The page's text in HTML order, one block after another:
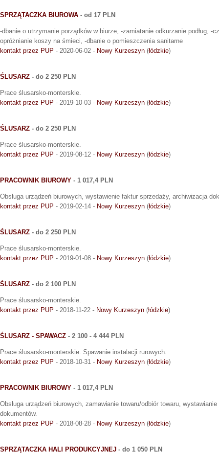
SPRZĄTACZKA BIUROWA - od 17 PLN
-dbanie o utrzymanie porządków w biurze, -zamiatanie odkurzanie podług, -
opróżnianie koszy na śmieci, -dbanie o pomieszczenia sanitarne
kontakt przez PUP - 2020-06-02 - Nowy Kurzeszyn (łódzkie)
ŚLUSARZ - do 2 250 PLN
Prace ślusarsko-monterskie.
kontakt przez PUP - 2019-10-03 - Nowy Kurzeszyn (łódzkie)
ŚLUSARZ - do 2 250 PLN
Prace ślusarsko-monterskie.
kontakt przez PUP - 2019-08-12 - Nowy Kurzeszyn (łódzkie)
PRACOWNIK BIUROWY - 1 017,4 PLN
Obsługa urządzeń biurowych, wystawienie faktur sprzedaży, archiwizacja
kontakt przez PUP - 2019-02-14 - Nowy Kurzeszyn (łódzkie)
ŚLUSARZ - do 2 250 PLN
Prace ślusarsko-monterskie.
kontakt przez PUP - 2019-01-08 - Nowy Kurzeszyn (łódzkie)
ŚLUSARZ - do 2 100 PLN
Prace ślusarsko-monterskie.
kontakt przez PUP - 2018-11-22 - Nowy Kurzeszyn (łódzkie)
ŚLUSARZ - SPAWACZ - 2 100 - 4 444 PLN
Prace ślusarsko-monterskie. Spawanie instalacji rurowych.
kontakt przez PUP - 2018-10-31 - Nowy Kurzeszyn (łódzkie)
PRACOWNIK BIUROWY - 1 017,4 PLN
Obsługa urządzeń biurowych, zamawianie towaru/odbiór towaru,
dokumentów.
kontakt przez PUP - 2018-08-28 - Nowy Kurzeszyn (łódzkie)
SPRZĄTACZKA HALI PRODUKCYJNEJ - do 1 050 PLN